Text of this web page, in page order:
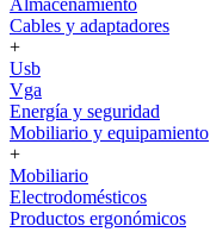
Almacenamiento
Cables y adaptadores
+
Usb
Vga
Energía y seguridad
Mobiliario y equipamiento
+
Mobiliario
Electrodomésticos
Productos ergonómicos